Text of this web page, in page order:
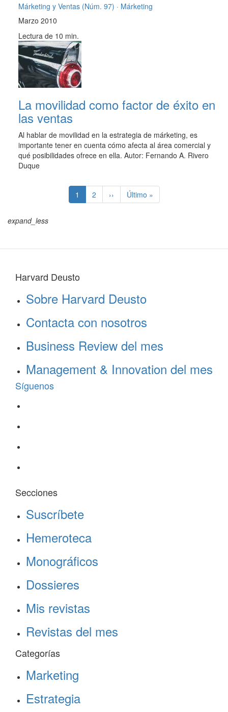
Márketing y Ventas (Núm. 97) · Márketing
Marzo 2010
Lectura de 10 min.
La movilidad como factor de éxito en
las ventas
Al hablar de movilidad en la estrategia de márketing, es
importante tener en cuenta cómo afecta al área comercial y
qué posibilidades ofrece en ella. Autor: Fernando A. Rivero
Duque
Página
actual
1 Page
2
Siguiente
página
››
Última
página
Último »
expand_less
Harvard Deusto
Sobre Harvard Deusto
Contacta con nosotros
Business Review del mes
Management & Innovation del mes
Síguenos
Secciones
Suscríbete
Hemeroteca
Monográficos
Dossieres
Mis revistas
Revistas del mes
Categorías
Marketing
Estrategia